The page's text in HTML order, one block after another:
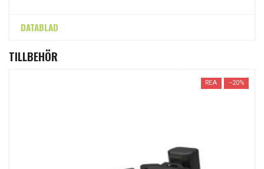
DATABLAD
TILLBEHÖR
REA −20%